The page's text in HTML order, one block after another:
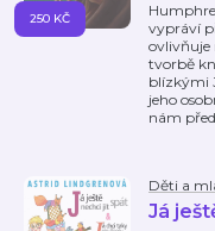
vypráví
ovlivňuje
tvorbě
blízkými
jeho
nám
250 KČ
Děti a
Já